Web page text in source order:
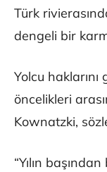
Türk
dengeli bir
Yolcu
öncelikleri
Kownatzki,
“Yılın